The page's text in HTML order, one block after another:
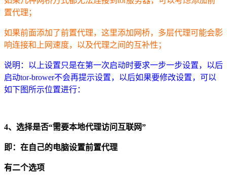
置代理；
如果前面添加了前置代理，这里添加网桥，多层代理可能会影
响连接和上网速度，以及代理之间的互补性；
说明：以上设置只是在第一次启动时要求一步一步设置，以后
启动tor-brower不会再提示设置，以后如果要修改设置，可以
如下图所示位置进行：
4、选择是否“需要本地代理访问互联网”
即：在自己的电脑设置前置代理
有二个选项